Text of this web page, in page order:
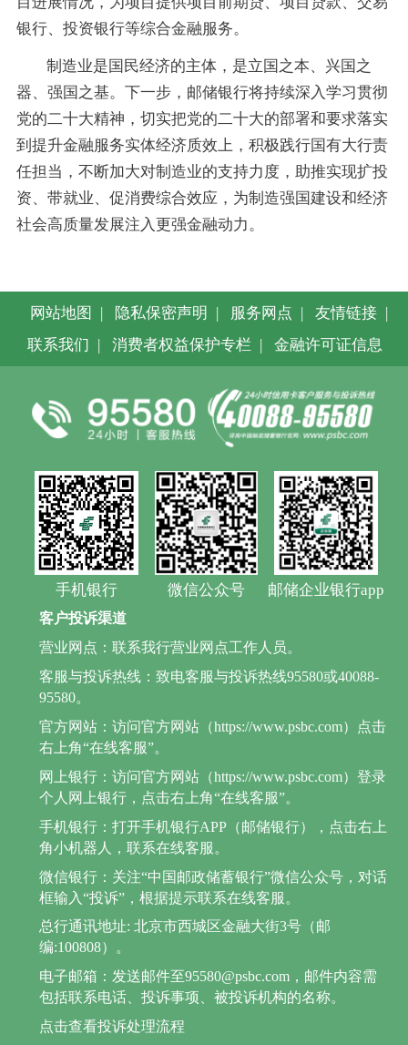
银行、投资银行等综合金融服务。
制造业是国民经济的主体，是立国之本、兴国之
器、强国之基。下一步，邮储银行将持续深入学习贯彻
党的二十大精神，切实把党的二十大的部署和要求落实
到提升金融服务实体经济质效上，积极践行国有大行责
任担当，不断加大对制造业的支持力度，助推实现扩投
资、带就业、促消费综合效应，为制造强国建设和经济
社会高质量发展注入更强金融动力。
网站地图 隐私保密声明 服务网点 友情链接
联系我们
消费者权益保护专栏 金融许可证信息
手机银行 微信公众号 邮储企业银行app
客户投诉渠道
营业网点：联系我行营业网点工作人员。
客服与投诉热线：致电客服与投诉热线95580或40088-
95580。
官方网站：访问官方网站（https://www.psbc.com）点击
右上角“在线客服”。
网上银行：访问官方网站（https://www.psbc.com）登录
个人网上银行，点击右上角“在线客服”。
手机银行：打开手机银行APP（邮储银行），点击右上
角小机器人，联系在线客服。
微信银行：关注“中国邮政储蓄银行”微信公众号，对话
框输入“投诉”，根据提示联系在线客服。
总行通讯地址: 北京市西城区金融大街3号（邮
编:100808）。
电子邮箱：发送邮件至95580@psbc.com，邮件内容需
包括联系电话、投诉事项、被投诉机构的名称。
点击查看投诉处理流程